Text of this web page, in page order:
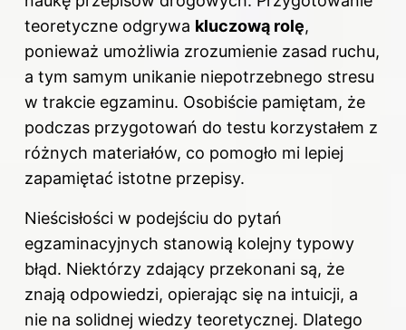
teoretyczne odgrywa kluczową rolę,
ponieważ umożliwia zrozumienie zasad ruchu,
a tym samym unikanie niepotrzebnego stresu
w trakcie egzaminu. Osobiście pamiętam, że
podczas przygotowań do testu korzystałem z
różnych materiałów, co pomogło mi lepiej
zapamiętać istotne przepisy.
Nieścisłości w podejściu do pytań
egzaminacyjnych stanowią kolejny typowy
błąd. Niektórzy zdający przekonani są, że
znają odpowiedzi, opierając się na intuicji, a
nie na solidnej wiedzy teoretycznej. Dlatego